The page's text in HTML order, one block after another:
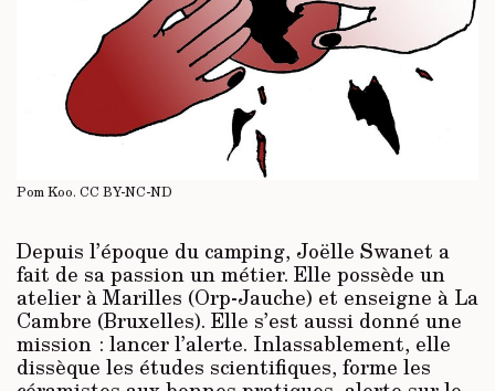
Pom Koo. CC BY-NC-ND
Depuis l’époque du camping, Joëlle Swanet a
fait de sa passion un métier. Elle possède un
atelier à Marilles (Orp-Jauche) et enseigne à La
Cambre (Bruxelles). Elle s’est aussi donné une
mission : lancer l’alerte. Inlassablement, elle
dissèque les études scientifiques, forme les